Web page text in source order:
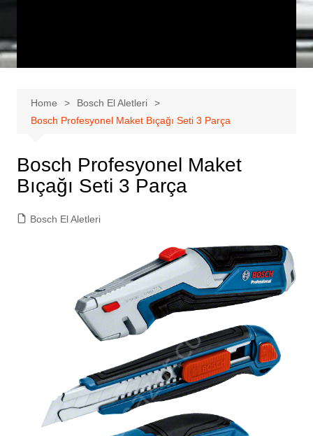
Home
Bosch El Aletleri
Bosch Profesyonel Maket Bıçağı Seti 3 Parça
Bosch Profesyonel Maket
Bıçağı Seti 3 Parça
Bosch El Aletleri